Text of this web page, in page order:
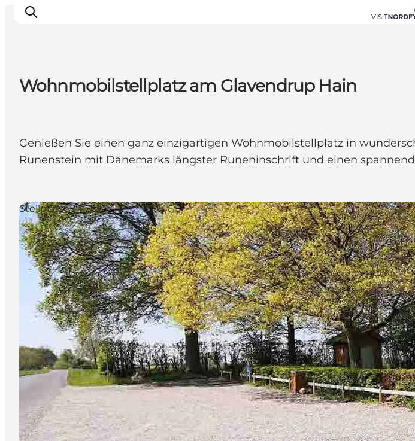
Essen und Trinken
Unterkünfte
Wohnmobilstellplatz am Glavendrup Hain
Genießen Sie einen ganz einzigartigen Wohnmobilstellplatz in
Runenstein mit Dänemarks längster Runeninschrift und einen
Stellplätze